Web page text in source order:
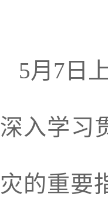
5月7日
深入学习
灾的重要